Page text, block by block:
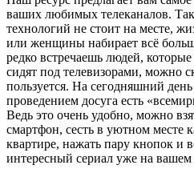
ваших любимых телеканалов.
технологий не стоит на месте,
или женщины набирает всё
редко встречаешь людей,
сидят под телевизорами, можно
пользуется. На сегодняшний
проведением досуга есть
Ведь это очень удобно, можно
смартфон, сесть в уютном месте
квартире, нажать пару кнопок и
интересный сериал уже на вашем